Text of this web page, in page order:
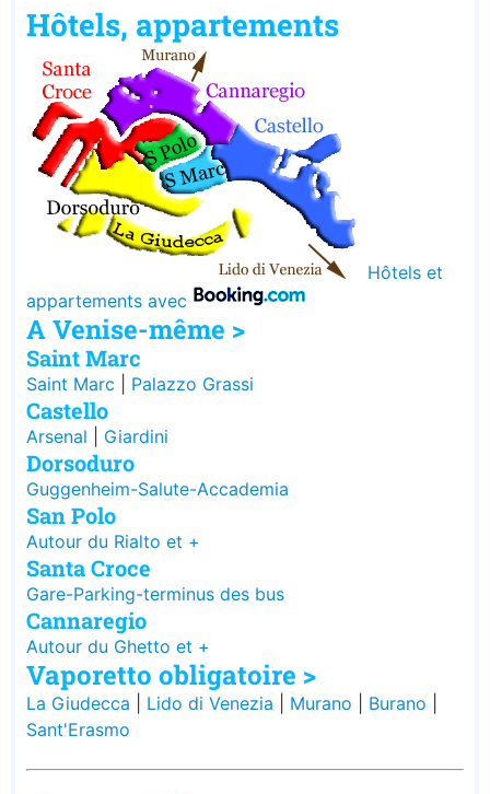
Hôtels, appartements
Hôtels et
appartements avec
A Venise-même >
Saint Marc
Saint Marc Palazzo Grassi
Castello
Arsenal Giardini
Dorsoduro
Guggenheim-Salute-Accademia
San Polo
Autour du Rialto et +
Santa Croce
Gare-Parking-terminus des bus
Cannaregio
Autour du Ghetto et +
Vaporetto obligatoire >
La Giudecca Lido di Venezia Murano Burano
Sant'Erasmo